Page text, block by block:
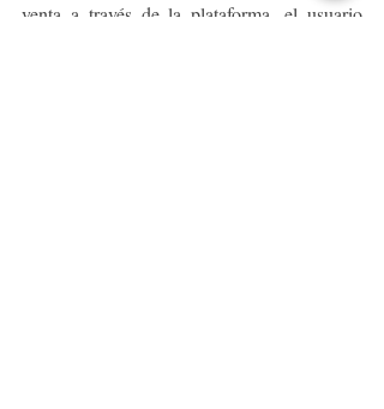
venta a través de la plataforma, el usuario